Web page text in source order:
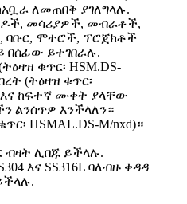
ለመጠበቅ ያገለግላሉ.
መሳሪያዎች, መብራቶች,
ባቡር, ሞተሮች, ፕሮጀክቶች
በሰፊው ይተገበራሉ.
ቁጥር፡ HSM.DS-
(ትዕዛዝ ቁጥር፡
እና ከፍተኛ ሙቀት ያላቸው
ልንሰጥዎ እንችላለን።
HSMAL.DS-M/nxd)።
ብዛት ሊበጁ ይችላሉ.
እና SS316L ባለብዙ ቀዳዳ